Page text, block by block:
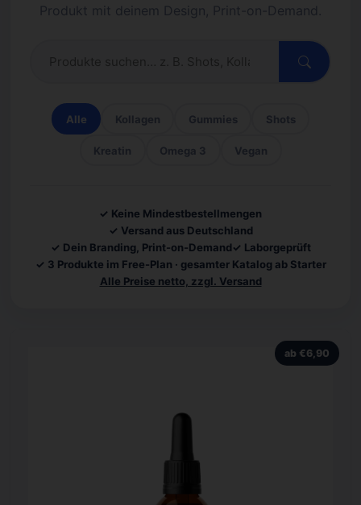
Produkt mit deinem Design, Print-on-Demand.
Alle Kollagen Gummies Shots
Kreatin Omega 3 Vegan
✓ Keine Mindestbestellmengen
✓ Versand aus Deutschland
✓ Dein Branding, Print-on-Demand✓ Laborgeprüft
✓ 3 Produkte im Free-Plan · gesamter Katalog ab Starter
Alle Preise netto, zzgl. Versand
ab €6,90